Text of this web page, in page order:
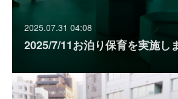
2025.07.31 04:08
2025/7/11お泊り保育を実施し